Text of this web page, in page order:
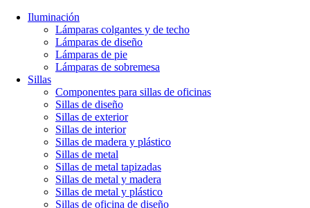
Iluminación
Lámparas colgantes y de techo
Lámparas de diseño
Lámparas de pie
Lámparas de sobremesa
Sillas
Componentes para sillas de oficinas
Sillas de diseño
Sillas de exterior
Sillas de interior
Sillas de madera y plástico
Sillas de metal
Sillas de metal tapizadas
Sillas de metal y madera
Sillas de metal y plástico
Sillas de oficina de diseño